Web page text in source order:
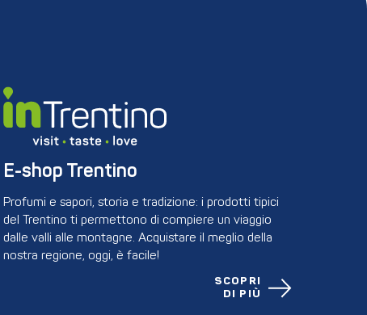
E-shop Trentino
Profumi e sapori, storia e tradizione: i prodotti tipici
del Trentino ti permettono di compiere un viaggio
dalle valli alle montagne. Acquistare il meglio della
nostra regione, oggi, è facile!
SCOPRI
DI PIÙ